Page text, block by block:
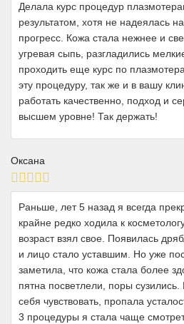
Делала курс процедур
результатом, хотя не надеялась
прогресс. Кожа стала нежнее и
угревая сыпь, разгладились
проходить еще курс по
эту процедуру, так же и в вашу
работать качественно, подход и
высшем уровне! Так держать!
Оксана
Раньше, лет 5 назад я всегда
крайне редко ходила к
возраст взял свое. Появилась
и лицо стало уставшим. Но уже
заметила, что кожа стала более
пятна посветлели, поры
себя чувствовать, пропала
3 процедуры я стала чаще